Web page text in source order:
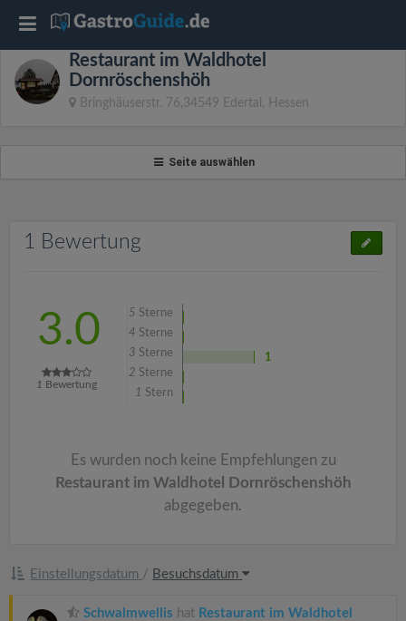
Restaurant im Waldhotel
Dornröschenshöh
Bringhäuserstr. 76,34549 Edertal, Hessen
Seite auswählen
1 Bewertung
3.0
1 Bewertung
5 Sterne
4 Sterne
3 Sterne
1
2 Sterne
1 Stern
Es wurden noch keine Empfehlungen zu
Restaurant im Waldhotel Dornröschenshöh
abgegeben.
Einstellungsdatum / Besuchsdatum
Schwalmwellis hat Restaurant im Waldhotel
T